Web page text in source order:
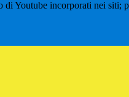
Youtube incorporati nei